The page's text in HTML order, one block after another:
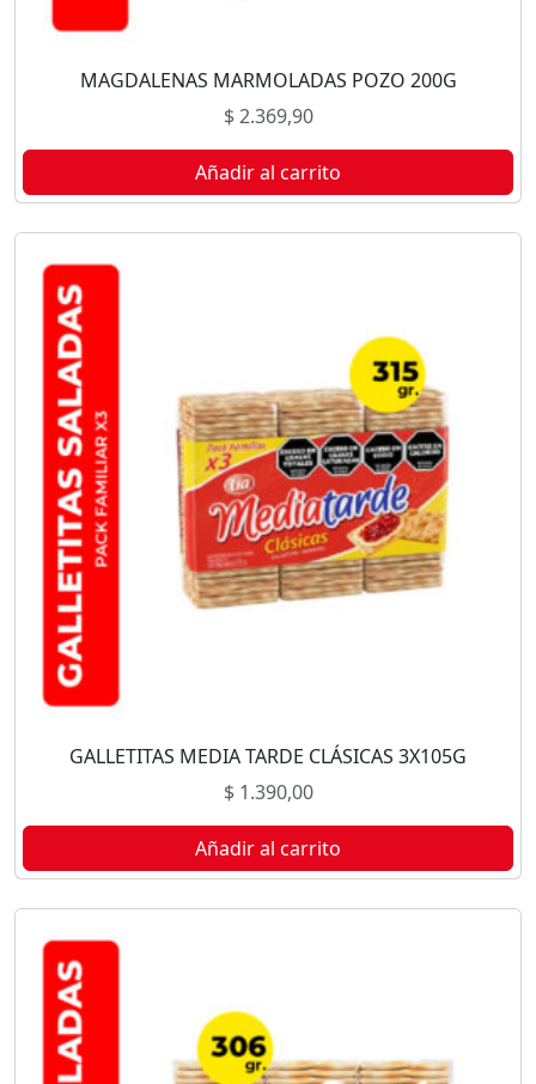
MAGDALENAS MARMOLADAS POZO 200G
$2.369,90
Añadir al carrito
GALLETITAS MEDIA TARDE CLÁSICAS 3X105G
$1.390,00
Añadir al carrito